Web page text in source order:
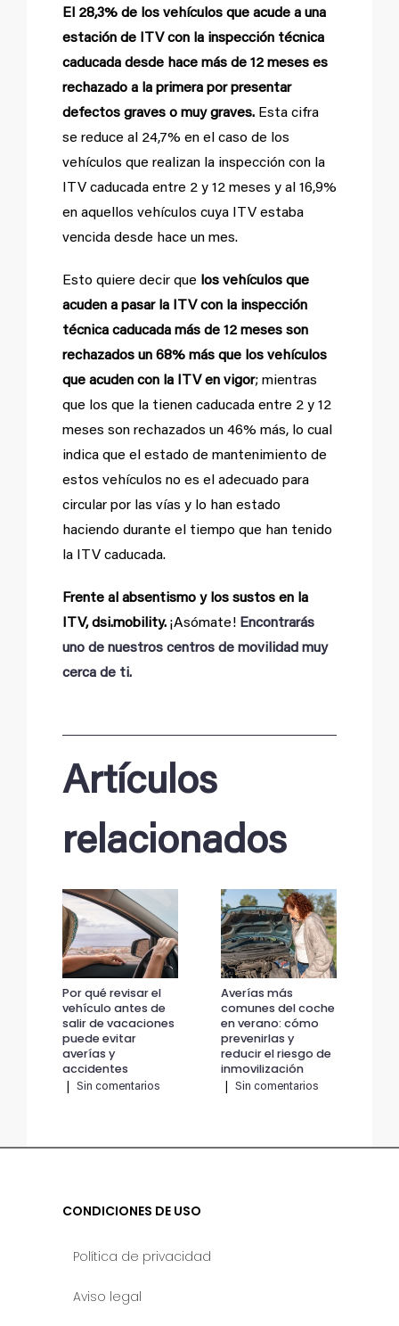
El 28,3% de los vehículos que acude a una
estación de ITV con la inspección técnica
caducada desde hace más de 12 meses es
rechazado a la primera por presentar
defectos graves o muy graves. Esta cifra
se reduce al 24,7% en el caso de los
vehículos que realizan la inspección con la
ITV caducada entre 2 y 12 meses y al 16,9%
en aquellos vehículos cuya ITV estaba
vencida desde hace un mes.
Esto quiere decir que los vehículos que
acuden a pasar la ITV con la inspección
técnica caducada más de 12 meses son
rechazados un 68% más que los vehículos
que acuden con la ITV en vigor; mientras
que los que la tienen caducada entre 2 y 12
meses son rechazados un 46% más, lo cual
indica que el estado de mantenimiento de
estos vehículos no es el adecuado para
circular por las vías y lo han estado
haciendo durante el tiempo que han tenido
la ITV caducada.
Frente al absentismo y los sustos en la
ITV, dsi.mobility. ¡Asómate! Encontrarás
uno de nuestros centros de movilidad muy
cerca de ti.
Artículos
relacionados
Por qué revisar el
vehículo antes de
salir de vacaciones
puede evitar
averías y
accidentes
Sin comentarios
Averías más
comunes del coche
en verano: cómo
prevenirlas y
reducir el riesgo de
inmovilización
Sin comentarios
CONDICIONES DE USO
Política de privacidad
Aviso legal